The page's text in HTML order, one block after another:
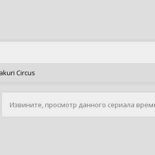
Circus
Извините, просмотр данного сериала